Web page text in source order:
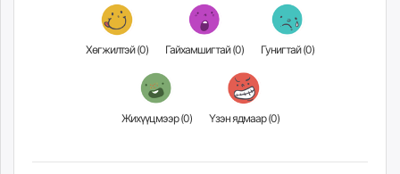
Хөгжилтэй (0) Гайхамшигтай (0) Гунигтай (0)
Жихүүцмээр (0) Үзэн ядмаар (0)